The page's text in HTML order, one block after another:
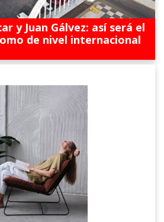
y Juan Gálvez: así será el
de nivel internacional